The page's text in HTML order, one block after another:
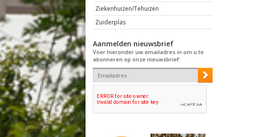
Ziekenhuizen/Tehuizen
Zuiderplas
Aanmelden nieuwsbrief
Voer hieronder uw emailadres in om u te
abonneren op onze nieuwsbrief: